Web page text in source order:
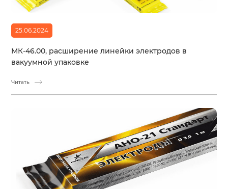
25.06.2024
МК-46.00, расширение линейки электродов в
вакуумной упаковке
Читать